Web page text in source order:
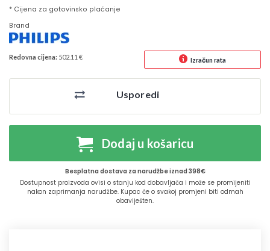
* Cijena za gotovinsko plaćanje
Brand
Redovna cijena: 502.11 € Izračun rata
Usporedi
Dodaj u košaricu
Besplatna dostava za narudžbe iznad 398€
Dostupnost proizvoda ovisi o stanju kod dobavljača i može se promijeniti
nakon zaprimanja narudžbe. Kupac će o svakoj promjeni biti odmah
obaviješten.